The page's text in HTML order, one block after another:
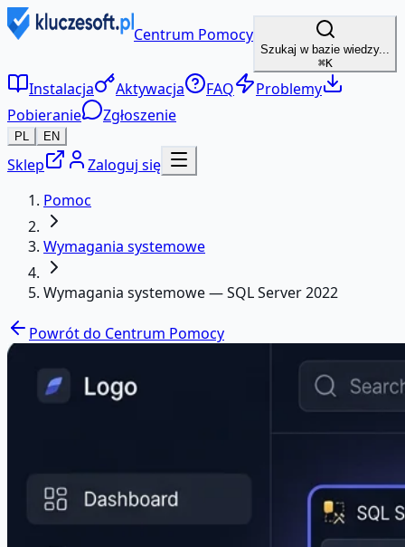
Centrum Pomocy
Szukaj w bazie wiedzy...
⌘K
Instalacja Aktywacja FAQ
Problemy
Pobieranie
Zgłoszenie
PL EN
Sklep
Zaloguj się
Pomoc
Wymagania systemowe
Wymagania systemowe — SQL Server 2022
Powrót do Centrum Pomocy